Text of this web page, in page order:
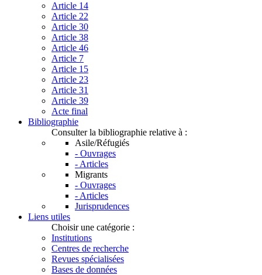
Article 14
Article 22
Article 30
Article 38
Article 46
Article 7
Article 15
Article 23
Article 31
Article 39
Acte final
Bibliographie
Consulter la bibliographie relative à :
Asile/Réfugiés
- Ouvrages
- Articles
Migrants
- Ouvrages
- Articles
Jurisprudences
Liens utiles
Choisir une catégorie :
Institutions
Centres de recherche
Revues spécialisées
Bases de données